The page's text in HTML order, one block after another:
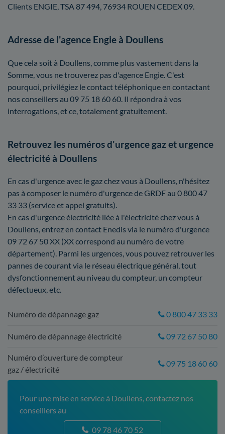
Clients ENGIE, TSA 87 494, 76934 ROUEN CEDEX 09.
Adresse de l'agence Engie à Doullens
Que cela soit à Doullens, comme plus vastement dans la
Somme, vous ne trouverez pas d'agence Engie. C'est
pourquoi, privilégiez le contact téléphonique en contactant
nos conseillers au 09 75 18 60 60. Il répondra à vos
interrogations, et ce, totalement gratuitement.
Retrouvez les numéros d'urgence gaz et urgence
électricité à Doullens
En cas d'urgence avec le gaz chez vous à Doullens, n'hésitez
pas à composer le numéro d'urgence de GRDF au 0 800 47
33 33 (service et appel gratuits).
En cas d'urgence électricité liée à l'électricité chez vous à
Doullens, entrez en contact Enedis via le numéro d'urgence
09 72 67 50 XX (XX correspond au numéro de votre
département). Parmi les urgences, vous pouvez retrouver les
pannes de courant via le réseau électrique général, tout
dysfonctionnement au niveau du compteur, un compteur
défectueux, etc.
Numéro de dépannage gaz 0 800 47 33 33
Numéro de dépannage électricité 09 72 67 50 80
Numéro d’ouverture de compteur
gaz / électricité
09 75 18 60 60
Pour une mise en service à Doullens, contactez nos
conseillers au
09 78 46 70 52